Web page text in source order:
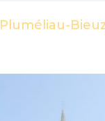
Pluméliau-